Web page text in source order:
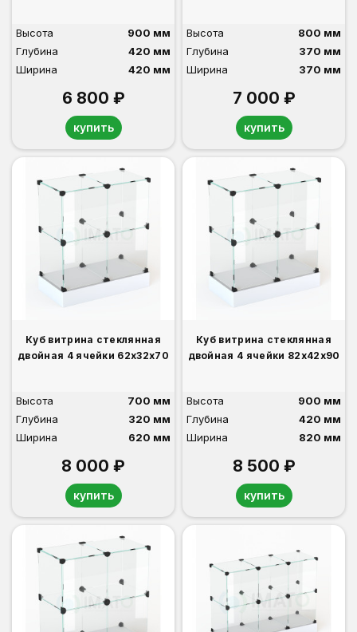
Высота
900 мм
Глубина
420 мм
Ширина
420 мм
6 800 ₽
купить
Высота
800 мм
Глубина
370 мм
Ширина
370 мм
7 000 ₽
купить
Куб витрина стеклянная
двойная 4 ячейки 62х32х70
Высота
700 мм
Глубина
320 мм
Ширина
620 мм
8 000 ₽
купить
Куб витрина стеклянная
двойная 4 ячейки 82х42х90
Высота
900 мм
Глубина
420 мм
Ширина
820 мм
8 500 ₽
купить